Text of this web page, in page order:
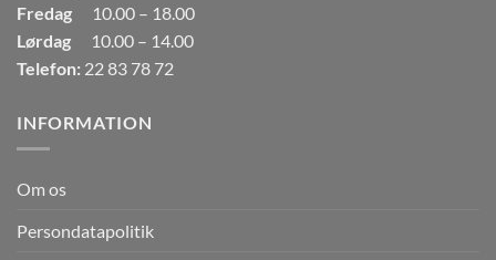
Fredag
10.00 – 18.00
Lørdag
10.00 – 14.00
Telefon: 22 83 78 72
INFORMATION
Om os
Persondatapolitik